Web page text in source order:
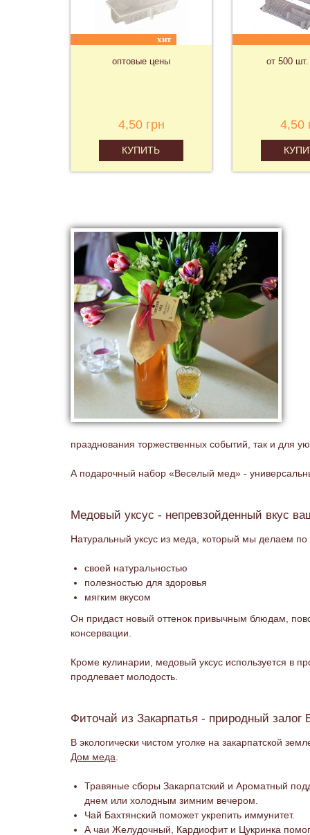
хит
оптовые цены
4,50 грн
КУПИТЬ
от 500
4,50
празднования торжественных событий, так и для
А подарочный набор «Веселый мед» -
Медовый уксус - непревзойденный вкус
Натуральный уксус из меда, который мы делаем
своей натуральностью
полезностью для здоровья
мягким вкусом
Он придаст новый оттенок привычным блюдам,
консервации.
Кроме кулинарии, медовый уксус используется в
продлевает молодость.
Фиточай из Закарпатья - природный залог
В экологически чистом уголке на закарпатской
Дом меда
Травяные сборы Закарпатский и Ароматный
днем или холодным зимним вечером.
Чай Бахтянский поможет укрепить иммунитет.
А чаи Желудочный, Кардиофит и Цукринка